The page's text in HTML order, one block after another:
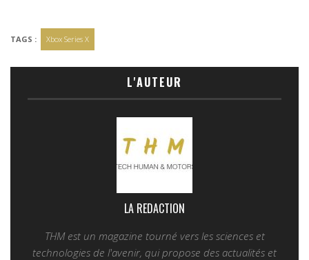
TAGS : Xbox Series X
L'AUTEUR
LA REDACTION
THM est un magazine tourné vers les sciences et
technologies de l'avenir, qui propose des actualités et